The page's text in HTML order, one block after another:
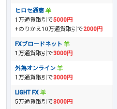
ヒロセ通商
1万通貨取引で5000円
+のりかえ10万通貨取引で2000円
FXブロードネット
1万通貨取引で3000円
外為オンライン
1万通貨取引で3000円
LIGHT FX
5万通貨取引で3000円